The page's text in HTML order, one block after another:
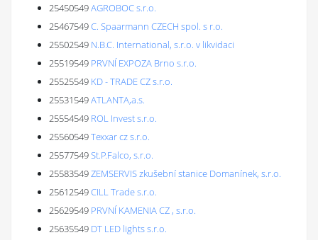
25450549AGROBOC s.r.o.
25467549C. Spaarmann CZECH spol. s r.o.
25502549 N.B.C. International, s.r.o. v likvidaci
25519549 PRVNÍ EXPOZA Brno s.r.o.
25525549 KD - TRADE CZ s.r.o.
25531549ATLANTA,a.s.
25554549 ROL Invest s.r.o.
25560549Texxar cz s.r.o.
25577549St.P.Falco, s.r.o.
25583549ZEMSERVIS zkušební stanice Domanínek, s.r.o.
25612549CILL Trade s.r.o.
25629549 PRVNÍ KAMENIA CZ , s.r.o.
25635549 DT LED lights s.r.o.